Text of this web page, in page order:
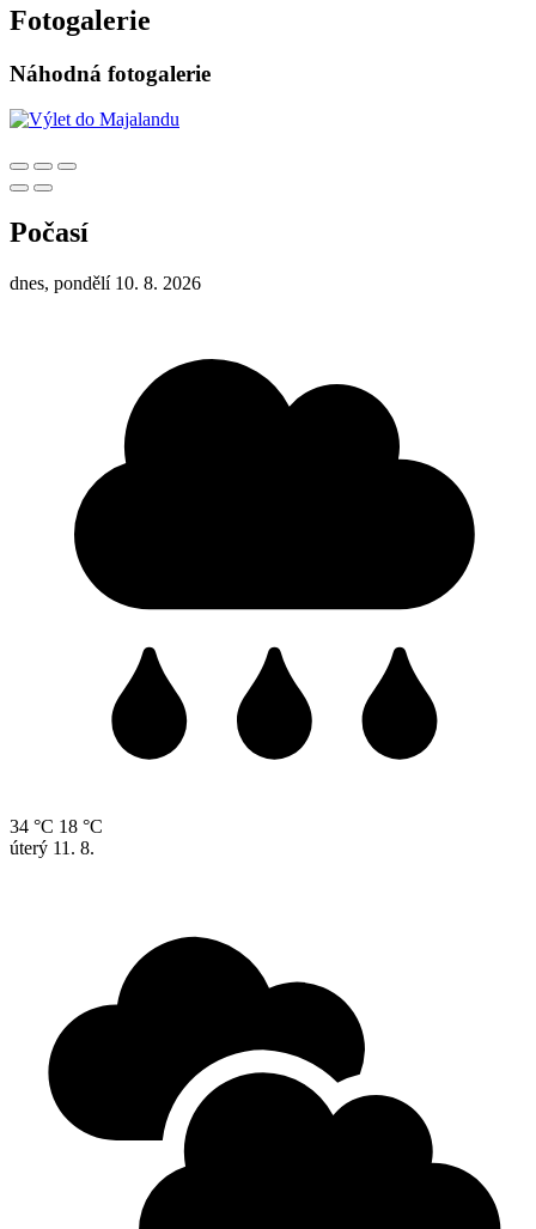
Fotogalerie
Náhodná fotogalerie
Počasí
dnes, pondělí 10. 8. 2026
34 °C 18 °C
úterý 11. 8.